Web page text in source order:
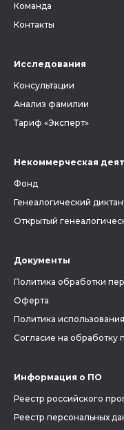
Команда
Контакты
Исследования
Консультации
Анализ фамилии
Тариф «Эксперт»
Некоммерческая
Фонд
Генеалогический
Открытый
Документы
Политика обработки
Оферта
Политика
Согласие на обработку
Информация о ПО
Реестр российского
Реестр персональных